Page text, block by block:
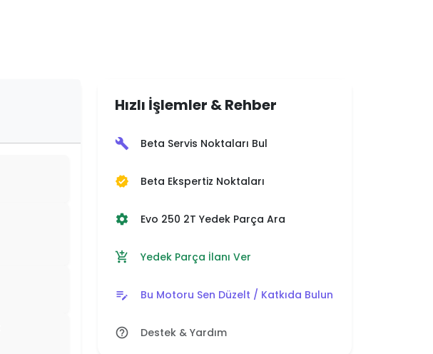
Hızlı İşlemler & Rehber
build Beta Servis Noktaları Bul
verified Beta Ekspertiz Noktaları
settings Evo 250 2T Yedek Parça Ara
add_shopping_cart Yedek Parça İlanı Ver
edit_note Bu Motoru Sen Düzelt / Katkıda Bulun
help_outline Destek & Yardım